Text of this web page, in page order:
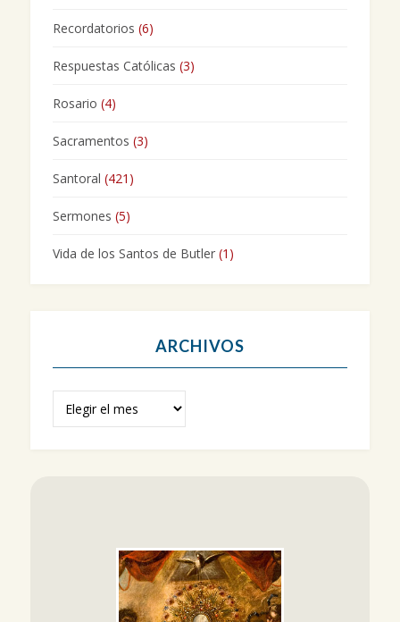
Recordatorios (6)
Respuestas Católicas (3)
Rosario (4)
Sacramentos (3)
Santoral (421)
Sermones (5)
Vida de los Santos de Butler(1)
ARCHIVOS